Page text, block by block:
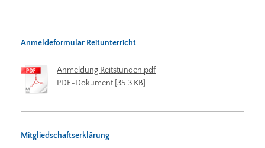
Anmeldeformular Reitunterricht
Anmeldung Reitstunden.pdf
PDF-Dokument [35.3 KB]
Mitgliedschaftserklärung